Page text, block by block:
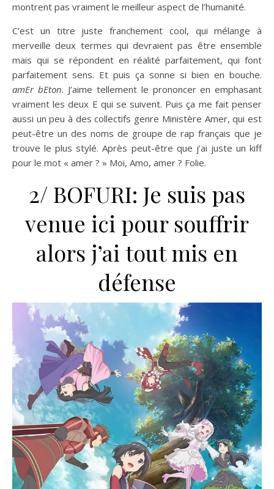
montrent pas vraiment le meilleur aspect de l’humanité.
C’est un titre juste franchement cool, qui mélange à
merveille deux termes qui devraient pas être ensemble
mais qui se répondent en réalité parfaitement, qui font
parfaitement sens. Et puis ça sonne si bien en bouche.
amEr bEton. J’aime tellement le prononcer en emphasant
vraiment les deux E qui se suivent. Puis ça me fait penser
aussi un peu à des collectifs genre Ministère Amer, qui est
peut-être un des noms de groupe de rap français que je
trouve le plus stylé. Après peut-être que j’ai juste un kiff
pour le mot « amer ? » Moi, Amo, amer ? Folie.
2/ BOFURI: Je suis pas
venue ici pour souffrir
alors j’ai tout mis en
défense